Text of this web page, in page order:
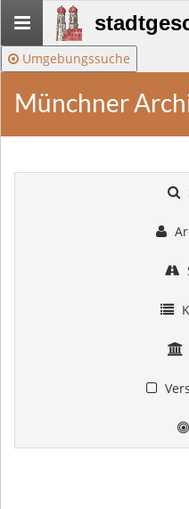
Stadtgeschichte-
München
Umgebungssuche
Münchner